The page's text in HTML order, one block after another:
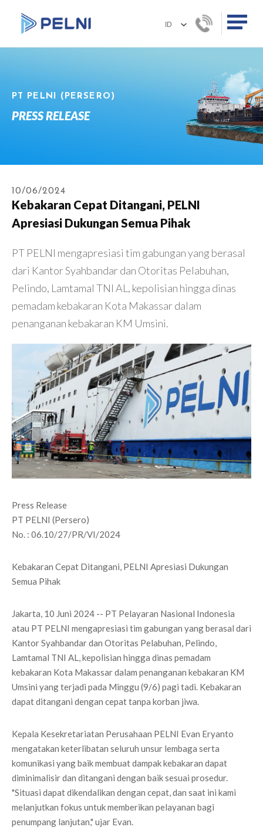
PT PELNI (PERSERO)
PRESS RELEASE
10/06/2024
Kebakaran Cepat Ditangani, PELNI
Apresiasi Dukungan Semua Pihak
PT PELNI mengapresiasi tim gabungan yang berasal
dari Kantor Syahbandar dan Otoritas Pelabuhan,
Pelindo, Lamtamal TNI AL, kepolisian hingga dinas
pemadam kebakaran Kota Makassar dalam
penanganan kebakaran KM Umsini.
Press Release
PT PELNI (Persero)
No. : 06.10/27/PR/VI/2024
Kebakaran Cepat Ditangani, PELNI Apresiasi Dukungan
Semua Pihak
Jakarta, 10 Juni 2024 -- PT Pelayaran Nasional Indonesia
atau PT PELNI mengapresiasi tim gabungan yang berasal dari
Kantor Syahbandar dan Otoritas Pelabuhan, Pelindo,
Lamtamal TNI AL, kepolisian hingga dinas pemadam
kebakaran Kota Makassar dalam penanganan kebakaran KM
Umsini yang terjadi pada Minggu (9/6) pagi tadi. Kebakaran
dapat ditangani dengan cepat tanpa korban jiwa.
Kepala Kesekretariatan Perusahaan PELNI Evan Eryanto
mengatakan keterlibatan seluruh unsur lembaga serta
komunikasi yang baik membuat dampak kebakaran dapat
diminimalisir dan ditangani dengan baik sesuai prosedur.
"Situasi dapat dikendalikan dengan cepat, dan saat ini kami
melanjutkan fokus untuk memberikan pelayanan bagi
penumpang lanjutan," ujar Evan.